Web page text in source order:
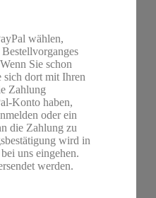
wählen,
Sie schon
sich dort mit Ihren
Zahlung
Konto haben,
oder ein
die Zahlung zu
wird in
uns eingehen.
werden.